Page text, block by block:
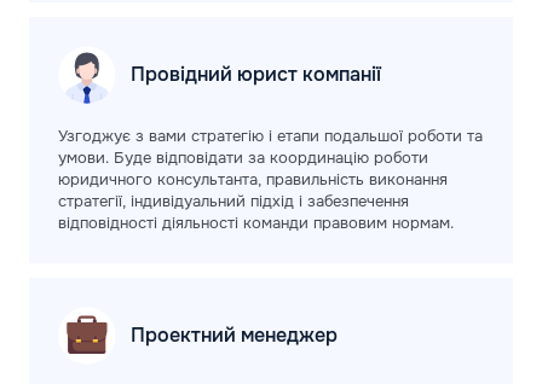
Провідний юрист компанії
Узгоджує з вами стратегію і етапи подальшої роботи та
умови. Буде відповідати за координацію роботи
юридичного консультанта, правильність виконання
стратегії, індивідуальний підхід і забезпечення
відповідності діяльності команди правовим нормам.
Проектний менеджер